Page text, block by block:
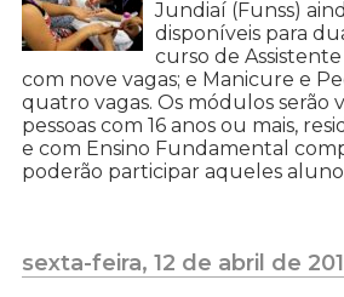
Jundiaí (Funss)
disponíveis para
curso de
com nove vagas; e Manicure e
quatro vagas. Os módulos serão
pessoas com 16 anos ou mais,
e com Ensino Fundamental
poderão participar aqueles
sexta-feira, 12 de abril de